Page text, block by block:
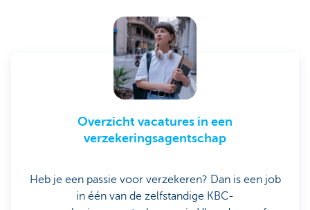
Overzicht vacatures in een
verzekeringsagentschap
Heb je een passie voor verzekeren? Dan is een job
in één van de zelfstandige KBC-